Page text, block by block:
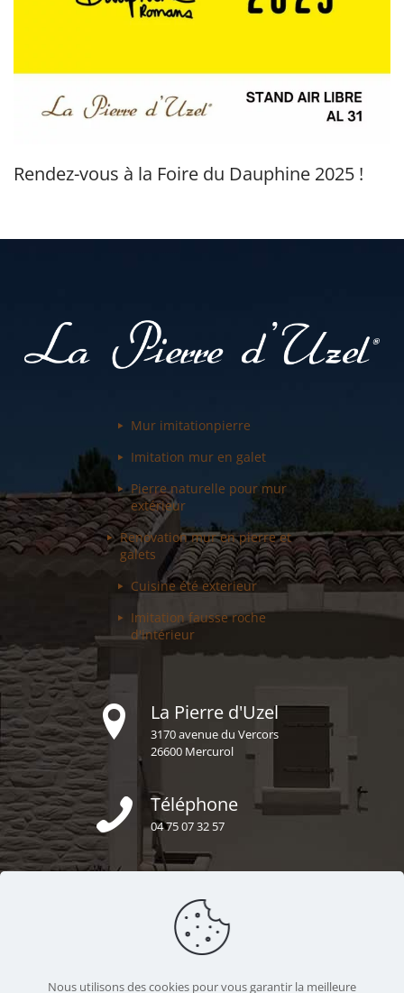
Rendez-vous à la Foire du Dauphine 2025 !
Mur imitationpierre
Imitation mur en galet
Pierre naturelle pourmur
extérieur
Renovation muren pierre et
galets
Cuisine été exterieur
Imitation fausseroche
d'intérieur
La Pierre d'Uzel
3170 avenue du Vercors
26600 Mercurol
Téléphone
04 75 07 32 57
E-mail
secretariat@uzel-construction.fr
Nous sommes ensemble
Nous utilisons des cookies pour vous garantir la meilleure